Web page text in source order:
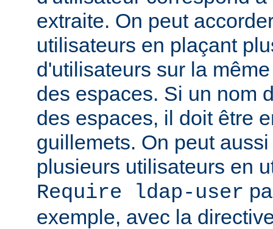
extraite. On peut
utilisateurs en plaçant
d'utilisateurs sur la
des espaces. Si un nom
des espaces, il doit être
guillemets. On peut
plusieurs utilisateurs en
Require ldap-user
exemple, avec la